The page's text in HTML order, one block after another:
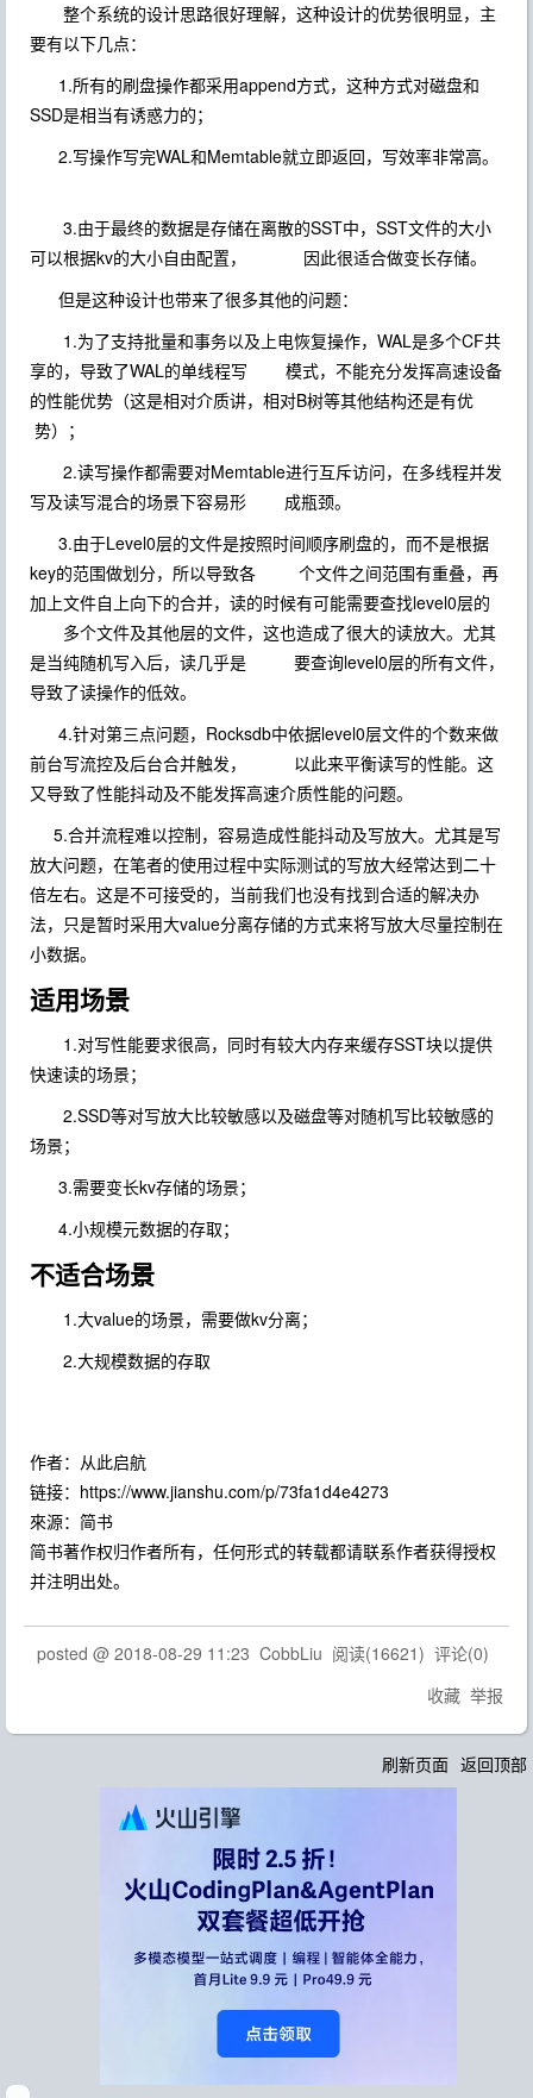
整个系统的设计思路很好理解，这种设计的优势很明显，主
要有以下几点：
1.所有的刷盘操作都采用append方式，这种方式对磁盘和
SSD是相当有诱惑力的；
2.写操作写完WAL和Memtable就立即返回，写效率非常高。
3.由于最终的数据是存储在离散的SST中，SST文件的大小
可以根据kv的大小自由配置， 因此很适合做变长存储。
但是这种设计也带来了很多其他的问题：
1.为了支持批量和事务以及上电恢复操作，WAL是多个CF共
享的，导致了WAL的单线程写 模式，不能充分发挥高速设备
的性能优势（这是相对介质讲，相对B树等其他结构还是有优
势）；
2.读写操作都需要对Memtable进行互斥访问，在多线程并发
写及读写混合的场景下容易形 成瓶颈。
3.由于Level0层的文件是按照时间顺序刷盘的，而不是根据
key的范围做划分，所以导致各 个文件之间范围有重叠，再
加上文件自上向下的合并，读的时候有可能需要查找level0层的
多个文件及其他层的文件，这也造成了很大的读放大。尤其
是当纯随机写入后，读几乎是 要查询level0层的所有文件，
导致了读操作的低效。
4.针对第三点问题，Rocksdb中依据level0层文件的个数来做
前台写流控及后台合并触发， 以此来平衡读写的性能。这
又导致了性能抖动及不能发挥高速介质性能的问题。
5.合并流程难以控制，容易造成性能抖动及写放大。尤其是写
放大问题，在笔者的使用过程中实际测试的写放大经常达到二十
倍左右。这是不可接受的，当前我们也没有找到合适的解决办
法，只是暂时采用大value分离存储的方式来将写放大尽量控制在
小数据。
适用场景
1.对写性能要求很高，同时有较大内存来缓存SST块以提供
快速读的场景；
2.SSD等对写放大比较敏感以及磁盘等对随机写比较敏感的
场景；
3.需要变长kv存储的场景；
4.小规模元数据的存取；
不适合场景
1.大value的场景，需要做kv分离；
2.大规模数据的存取
作者：从此启航
链接：https://www.jianshu.com/p/73fa1d4e4273
來源：简书
简书著作权归作者所有，任何形式的转载都请联系作者获得授权
并注明出处。
posted @ 2018-08-29 11:23 CobbLiu 阅读(16621) 评论(0)
收藏 举报
刷新页面 返回顶部